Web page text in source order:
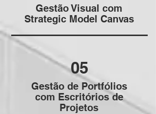
Gestão Visual com
Strategic Model Canvas
05
Gestão de Portfólios
com Escritórios de
Projetos